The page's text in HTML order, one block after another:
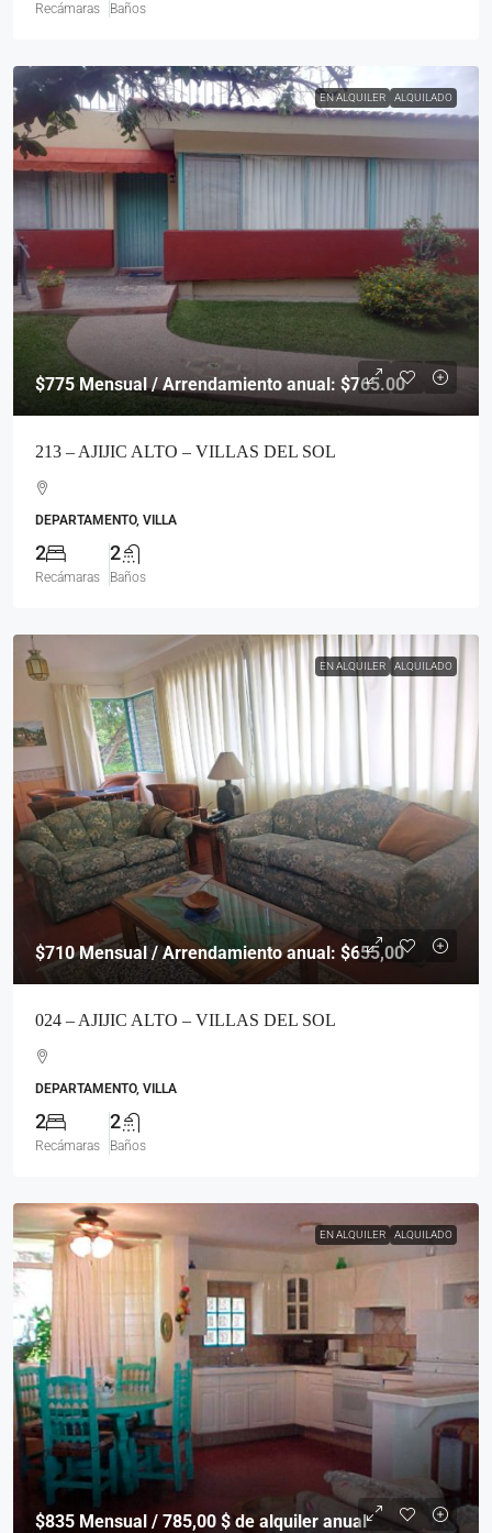
Recámaras Baños
EN ALQUILER ALQUILADO
$775Mensual / Arrendamiento anual: $765.00
213 – AJIJIC ALTO – VILLAS DEL SOL
DEPARTAMENTO, VILLA
2
Recámaras
2
Baños
EN ALQUILER ALQUILADO
$710Mensual / Arrendamiento anual: $655,00
024 – AJIJIC ALTO – VILLAS DEL SOL
DEPARTAMENTO, VILLA
2
Recámaras
2
Baños
EN ALQUILER ALQUILADO
$835 Mensual / 785,00 $ de alquiler anual